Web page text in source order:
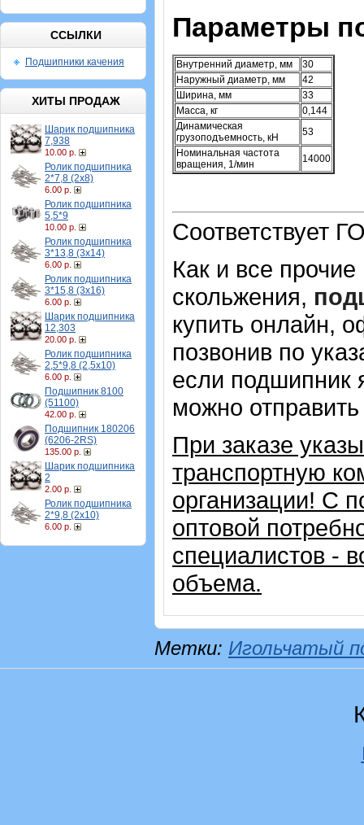
ССЫЛКИ
Подшипники качения
ХИТЫ ПРОДАЖ
Шарик подшипника
7,938
10.00 р.
Ролик подшипника
2*7,8 (2х8)
6.00 р.
Ролик подшипника
5,5*9
10.00 р.
Ролик подшипника
3*13,8 (3х14)
6.00 р.
Ролик подшипника
3*15,8 (3х16)
6.00 р.
Шарик подшипника
12,303
20.00 р.
Ролик подшипника
2,5*9,8 (2,5х10)
6.00 р.
Подшипник 8100
(51100)
42.00 р.
Подшипник 180206
(6206-2RS)
135.00 р.
Шарик подшипника
2
2.00 р.
Ролик подшипника
2*9,8 (2х10)
6.00 р.
Параметры
Внутренний диаметр, мм
30
Наружный диаметр, мм
42
Ширина, мм
33
Масса, кг
0,144
Динамическая
грузоподъемность, кН
53
Номинальная частота
вращения, 1/мин
14000
Соответствует
Как и все
скольжения,
купить онлайн,
позвонив по
если подшипник
можно
При заказе
транспортную
организации! С
оптовой
специалистов -
объема.
Метки: Игольчатый